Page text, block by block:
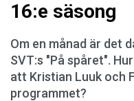
16:e säsong
Om en månad är det
SVT:s "På spåret".
att Kristian Luuk och
programmet?